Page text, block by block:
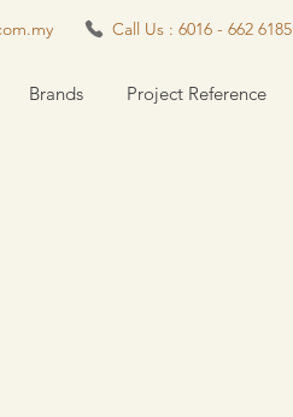
Call Us : 6016 - 662 6185
Brands Project Reference